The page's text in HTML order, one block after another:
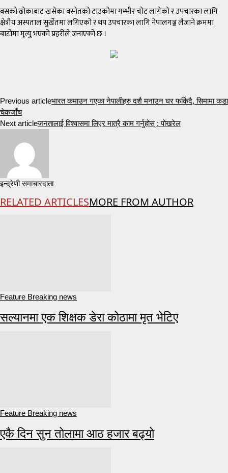
बसको ढोकाबाट खसेका बस्नेतको टाउकोमा गम्भीर चोट लागेको र उपचारका लागि
क्षेत्रीय अस्पताल सुर्खेतमा लगिएको र थप उपचारका लागि नेपालगञ्ज लैजाने क्रममा
बाटोमा मृत्यु भएको प्रहरीले जनाएको छ ।
Previous articleभारत कमाउन गएका नेपालीहरु दशै मनाउन घर फर्किदै, सिमामा कडा
चेकजाँच
Next articleजनतालाई विश्वासमा लिएर मात्रै काम गर्नुहोस् : पोखरेल
इन्द्रेणी समाचारदाता
RELATED ARTICLESMORE FROM AUTHOR
Feature Breaking news
सल्यानमा एक शिक्षक डेरा कोठामा मृत भेटिए
Feature Breaking news
एकै दिन सुन तोलामा आठ हजार बढ्यो